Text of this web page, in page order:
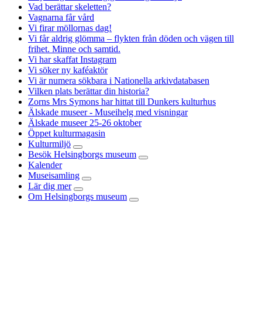
Vad berättar skeletten?
Vagnarna får vård
Vi firar möllornas dag!
Vi får aldrig glömma – flykten från döden och vägen till
frihet. Minne och samtid.
Vi har skaffat Instagram
Vi söker ny kaféaktör
Vi är numera sökbara i Nationella arkivdatabasen
Vilken plats berättar din historia?
Zorns Mrs Symons har hittat till Dunkers kulturhus
Älskade museer - Museihelg med visningar
Älskade museer 25-26 oktober
Öppet kulturmagasin
Kulturmiljö
Besök Helsingborgs museum
Kalender
Museisamling
Lär dig mer
Om Helsingborgs museum